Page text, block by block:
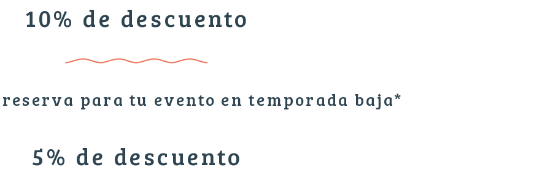
10% de descuento
para tu evento en temporada baja*
5% de descuento